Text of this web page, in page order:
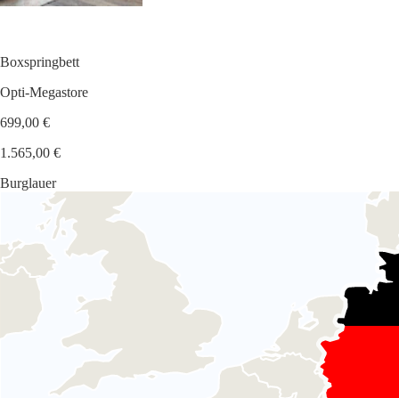
Boxspringbett
Opti-Megastore
699,00 €
1.565,00 €
Burglauer